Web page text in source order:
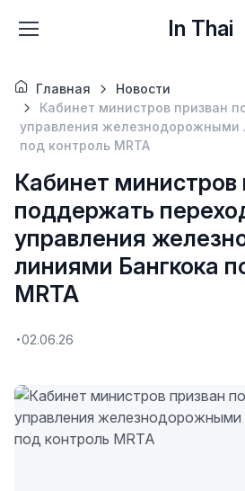
In Thai
Главная
Новости
Кабинет министров призван
управления железнодорожными
под контроль MRTA
Кабинет министров
поддержать
управления
линиями Бангкока
MRTA
02.06.26